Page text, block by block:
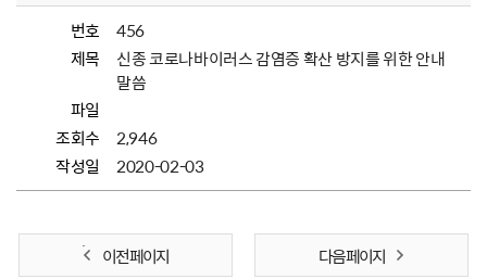
번호
456
제목
신종 코로나바이러스 감염증 확산 방지를 위한 안내
말씀
파일
조회수
2,946
작성일
2020-02-03
이전 페이지 다음 페이지